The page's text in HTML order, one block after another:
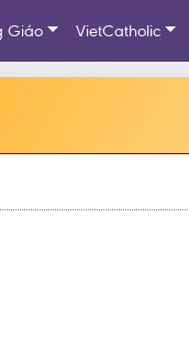
Giáo VietCatholic